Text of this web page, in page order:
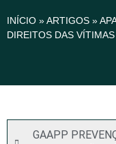
INÍCIO »ARTIGOS »
DIREITOS DAS
GAAPP